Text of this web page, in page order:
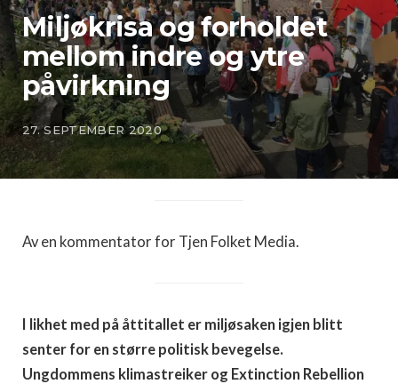
Miljøkrisa og forholdet
mellom indre og ytre
påvirkning
27. SEPTEMBER 2020
Av en kommentator for Tjen Folket Media.
I likhet med på åttitallet er miljøsaken igjen blitt
senter for en større politisk bevegelse.
Ungdommens klimastreiker og Extinction Rebellion